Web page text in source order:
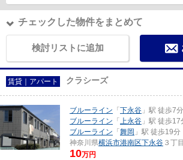
チェックした物件をまとめて
検討リストに追加
賃貸｜アパート クラシーズ
ブルーライン 「 下永谷 」駅 徒歩7分
ブルーライン 「 上永谷 」駅 徒歩17
ブルーライン 「 舞岡 」駅 徒歩19分
神奈川県横浜市港南区下永谷 ３丁目
10万円